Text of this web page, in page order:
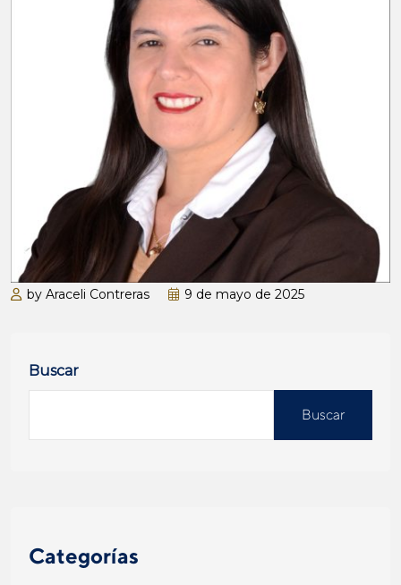
by Araceli Contreras 9 de mayo de 2025
Buscar
Buscar
Categorías